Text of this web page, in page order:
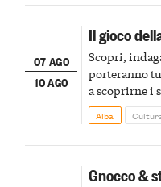
07 AGO
10 AGO
Il gioco
Scopri,
porteranno
a scoprirne i
Alba
Gnocco &